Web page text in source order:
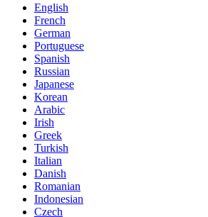
English
French
German
Portuguese
Spanish
Russian
Japanese
Korean
Arabic
Irish
Greek
Turkish
Italian
Danish
Romanian
Indonesian
Czech